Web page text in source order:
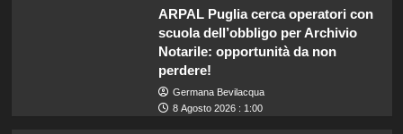
ARPAL Puglia cerca operatori con
scuola dell’obbligo per Archivio
Notarile: opportunità da non
perdere!
Germana Bevilacqua
8 Agosto 2026 : 1:00